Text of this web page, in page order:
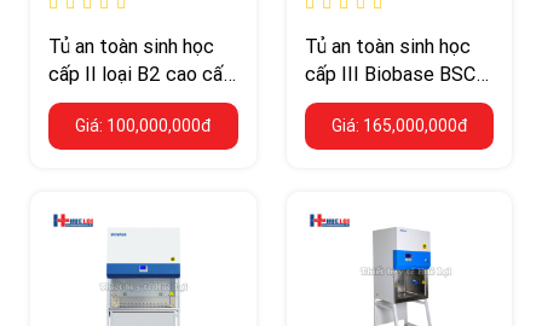
Tủ an toàn sinh học
cấp II loại B2 cao cấp
Biobase
Giá: 100,000,000đ
Tủ an toàn sinh học
cấp III Biobase BSC-
1500IIIX
Giá: 165,000,000đ